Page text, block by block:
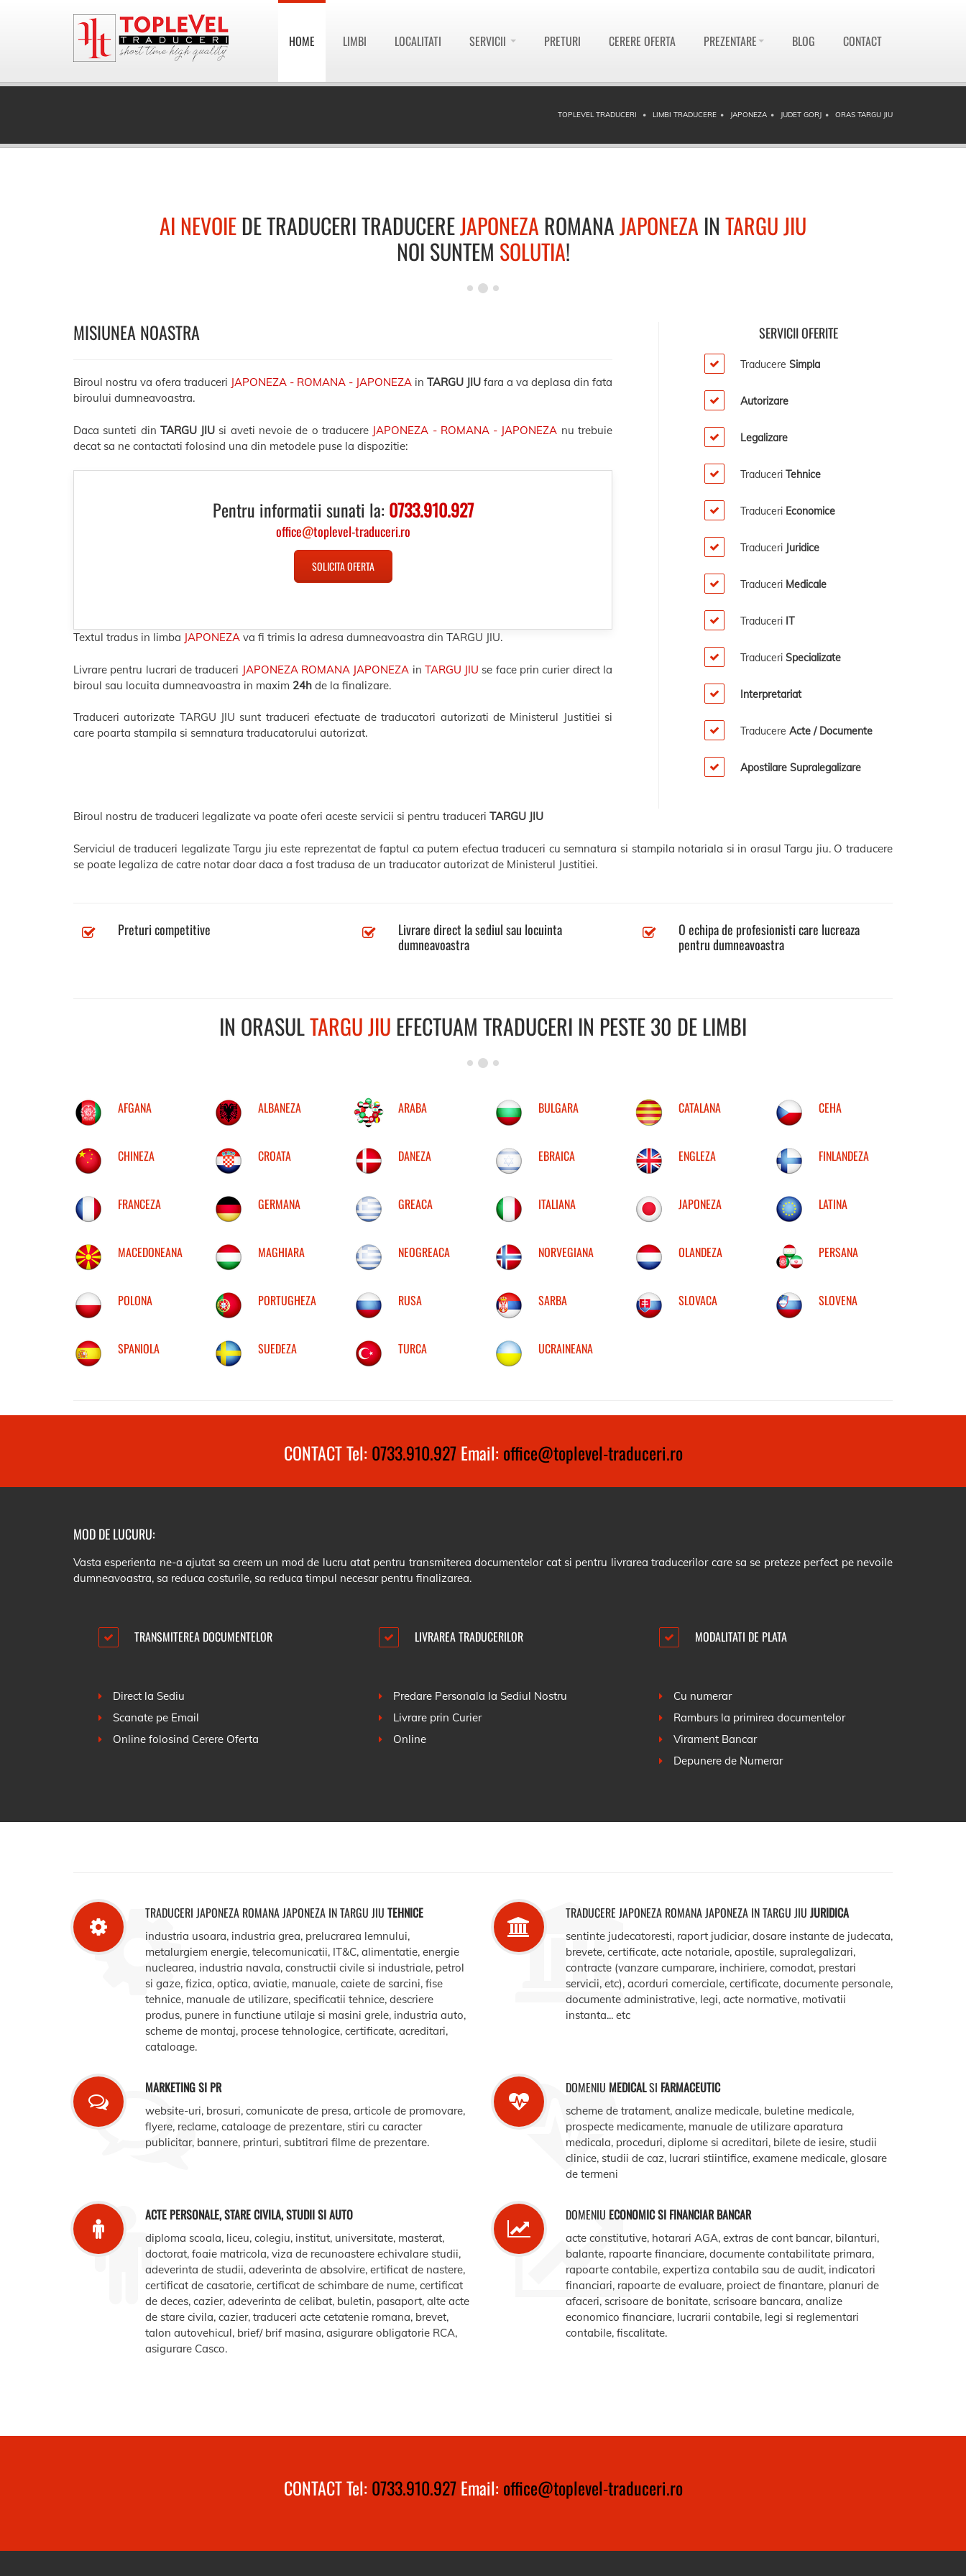
HOME LIMBI LOCALITATI SERVICII PRETURI CERERE OFERTA PREZENTARE BLOG CONTACT
TOPLEVEL TRADUCERI LIMBI TRADUCERE JAPONEZA JUDET GORJ ORAS TARGU JIU
AI NEVOIE DE TRADUCERI TRADUCEREJAPONEZA ROMANAJAPONEZA IN TARGU JIU
NOI SUNTEM SOLUTIA!
MISIUNEA NOASTRA
Biroul nostru va ofera traduceri JAPONEZA - ROMANA - JAPONEZA in TARGU JIU fara a va deplasa din fata
biroului dumneavoastra.
Daca sunteti din TARGU JIU si aveti nevoie de o traducere JAPONEZA - ROMANA - JAPONEZA nu trebuie
decat sa ne contactati folosind una din metodele puse la dispozitie:
Pentru informatii sunati la: 0733.910.927
office@toplevel-traduceri.ro
SOLICITA OFERTA
Textul tradus in limba JAPONEZA va fi trimis la adresa dumneavoastra din TARGU JIU.
Livrare pentru lucrari de traduceri JAPONEZA ROMANA JAPONEZA in TARGU JIU se face prin curier direct la
biroul sau locuita dumneavoastra in maxim 24h de la finalizare.
Traduceri autorizate TARGU JIU sunt traduceri efectuate de traducatori autorizati de Ministerul Justitiei si
care poarta stampila si semnatura traducatorului autorizat.
SERVICII OFERITE
Traducere Simpla
Autorizare
Legalizare
Traduceri Tehnice
Traduceri Economice
Traduceri Juridice
Traduceri Medicale
Traduceri IT
Traduceri Specializate
Interpretariat
Traducere Acte / Documente
Apostilare Supralegalizare
Biroul nostru de traduceri legalizate va poate oferi aceste servicii si pentru traduceri TARGU JIU
Serviciul de traduceri legalizate Targu jiu este reprezentat de faptul ca putem efectua traduceri cu semnatura si stampila notariala si in orasul Targu jiu. O traducere
se poate legaliza de catre notar doar daca a fost tradusa de un traducator autorizat de Ministerul Justitiei.
Preturi competitive
Livrare direct la sediul sau locuinta
dumneavoastra
O echipa de profesionisti care lucreaza
pentru dumneavoastra
IN ORASULTARGU JIU EFECTUAM TRADUCERI IN PESTE 30 DE LIMBI
AFGANA ALBANEZA ARABA BULGARA CATALANA CEHA
CHINEZA CROATA DANEZA EBRAICA ENGLEZA FINLANDEZA
FRANCEZA GERMANA GREACA ITALIANA JAPONEZA LATINA
MACEDONEANA MAGHIARA NEOGREACA NORVEGIANA OLANDEZA PERSANA
POLONA PORTUGHEZA RUSA SARBA SLOVACA SLOVENA
SPANIOLA SUEDEZA TURCA UCRAINEANA
CONTACT Tel: 0733.910.927Email: office@toplevel-traduceri.ro
MOD DE LUCURU:
Vasta esperienta ne-a ajutat sa creem un mod de lucru atat pentru transmiterea documentelor cat si pentru livrarea traducerilor care sa se preteze perfect pe nevoile
dumneavoastra, sa reduca costurile, sa reduca timpul necesar pentru finalizarea.
TRANSMITEREA DOCUMENTELOR
Direct la Sediu
Scanate pe Email
Online folosind Cerere Oferta
LIVRAREA TRADUCERILOR
Predare Personala la Sediul Nostru
Livrare prin Curier
Online
MODALITATI DE PLATA
Cu numerar
Ramburs la primirea documentelor
Virament Bancar
Depunere de Numerar
TRADUCERI JAPONEZA ROMANA JAPONEZA IN TARGU JIU TEHNICE
industria usoara, industria grea, prelucrarea lemnului,
metalurgiem energie, telecomunicatii, IT&C, alimentatie, energie
nuclearea, industria navala, constructii civile si industriale, petrol
si gaze, fizica, optica, aviatie, manuale, caiete de sarcini, fise
tehnice, manuale de utilizare, specificatii tehnice, descriere
produs, punere in functiune utilaje si masini grele, industria auto,
scheme de montaj, procese tehnologice, certificate, acreditari,
cataloage.
TRADUCERE JAPONEZA ROMANA JAPONEZA IN TARGU JIU JURIDICA
sentinte judecatoresti, raport judiciar, dosare instante de judecata,
brevete, certificate, acte notariale, apostile, supralegalizari,
contracte (vanzare cumparare, inchiriere, comodat, prestari
servicii, etc), acorduri comerciale, certificate, documente personale,
documente administrative, legi, acte normative, motivatii
instanta... etc
MARKETING SI PR
website-uri, brosuri, comunicate de presa, articole de promovare,
flyere, reclame, cataloage de prezentare, stiri cu caracter
publicitar, bannere, printuri, subtitrari filme de prezentare.
DOMENIU MEDICALSI FARMACEUTIC
scheme de tratament, analize medicale, buletine medicale,
prospecte medicamente, manuale de utilizare aparatura
medicala, proceduri, diplome si acreditari, bilete de iesire, studii
clinice, studii de caz, lucrari stiintifice, examene medicale, glosare
de termeni
ACTE PERSONALE, STARE CIVILA, STUDII SI AUTO
diploma scoala, liceu, colegiu, institut, universitate, masterat,
doctorat, foaie matricola, viza de recunoastere echivalare studii,
adeverinta de studii, adeverinta de absolvire, ertificat de nastere,
certificat de casatorie, certificat de schimbare de nume, certificat
de deces, cazier, adeverinta de celibat, buletin, pasaport, alte acte
de stare civila, cazier, traduceri acte cetatenie romana, brevet,
talon autovehicul, brief/ brif masina, asigurare obligatorie RCA,
asigurare Casco.
DOMENIU ECONOMIC SI FINANCIAR BANCAR
acte constitutive, hotarari AGA, extras de cont bancar, bilanturi,
balante, rapoarte financiare, documente contabilitate primara,
rapoarte contabile, expertiza contabila sau de audit, indicatori
financiari, rapoarte de evaluare, proiect de finantare, planuri de
afaceri, scrisoare de bonitate, scrisoare bancara, analize
economico financiare, lucrarii contabile, legi si reglementari
contabile, fiscalitate.
CONTACT Tel: 0733.910.927Email: office@toplevel-traduceri.ro